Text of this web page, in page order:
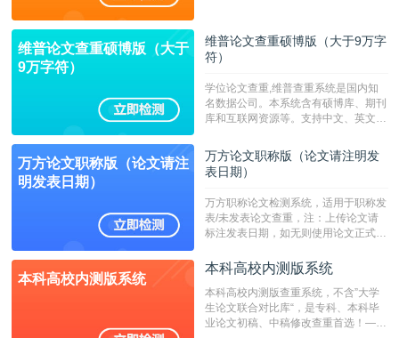
维普论文查重硕博版（大于
9万字符）
维普论文查重硕博版（大于9万字
符）
学位论文查重,维普查重系统是国内知
名数据公司。本系统含有硕博库、期刊
库和互联网资源等。支持中文、英文、
定院校！！！
万方论文职称版（论文请注
明发表日期）
万方论文职称版（论文请注明发
表日期）
万方职称论文检测系统，适用于职称发
表/未发表论文查重，注：上传论文请
标注发表日期，如无则使用论文正式发
成时间作为发表日期。
本科高校内测版系统
本科高校内测版系统
本科高校内测版查重系统，不含”大学
生论文联合对比库“，是专科、本科毕
业论文初稿、中稿修改查重首选！——